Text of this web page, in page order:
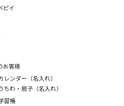
ピイ
お客様
レンダー（名入れ）
ちわ・扇子（名入れ）
習帳